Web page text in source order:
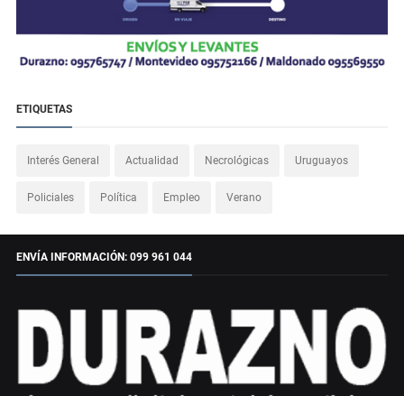
ETIQUETAS
Interés General Actualidad Necrológicas Uruguayos
Policiales Política Empleo Verano
ENVÍA INFORMACIÓN: 099 961 044